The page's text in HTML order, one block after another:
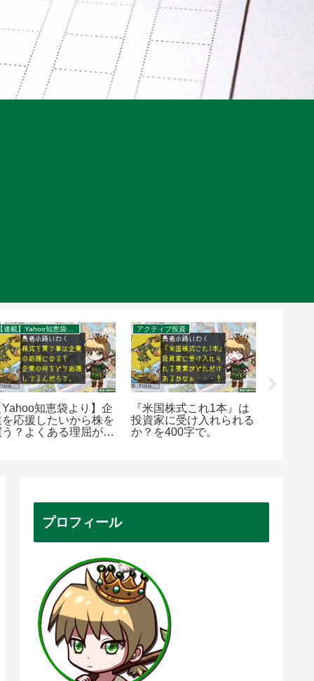
【連載】Yahoo知恵袋：秀逸質問＆回答録
知恵袋より】企
応援したいから株を
？よくある理屈がど
アクティブ投資
『米国株式これ1本』は
投資家に受け入れられる
か？を400字で。
プロフィール